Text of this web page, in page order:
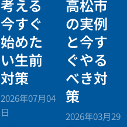
考える
今すぐ
始めた
い生前
対策
2026年07月04
日
高松市
の実例
と今す
ぐやる
べき対
策
2026年03月29